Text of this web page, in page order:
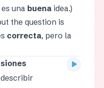
una buenaidea.)
the question is
correcta, pero la